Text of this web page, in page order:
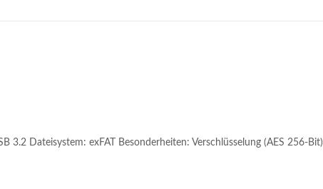
3.2 Dateisystem: exFAT Besonderheiten: Verschlüsselung (AES 256-